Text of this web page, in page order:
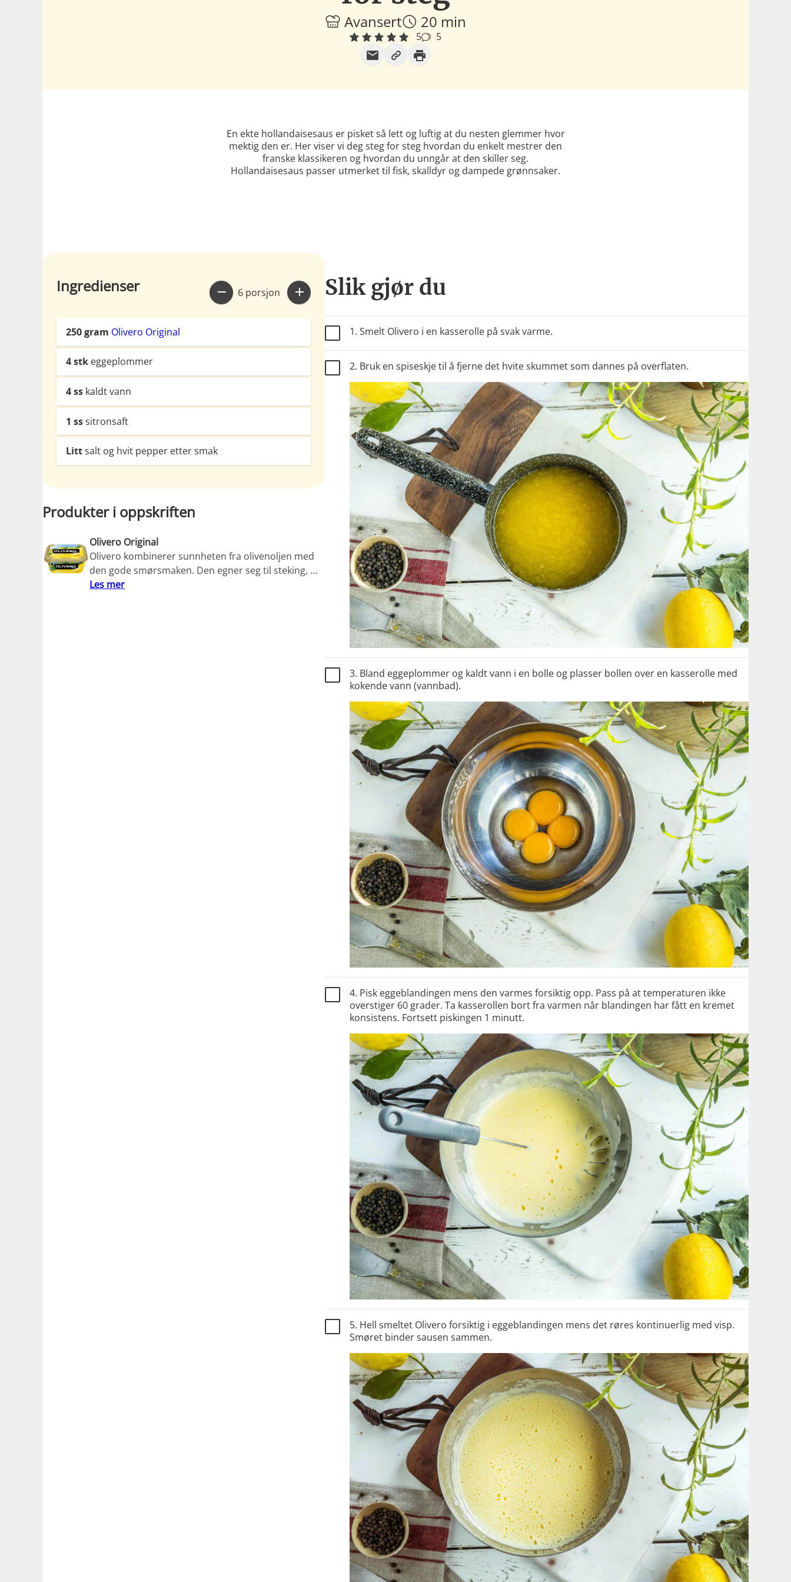
Avansert 20 min
5 5
En ekte hollandaisesaus er pisket så lett og luftig at du nesten glemmer hvor
mektig den er. Her viser vi deg steg for steg hvordan du enkelt mestrer den
franske klassikeren og hvordan du unngår at den skiller seg.
Hollandaisesaus passer utmerket til fisk, skalldyr og dampede grønnsaker.
Ingredienser 6 porsjon
250gram Olivero Original
4stk eggeplommer
4ss kaldt vann
1 sssitronsaft
Littsalt og hvit pepper etter smak
Produkter i oppskriften
Olivero Original
Olivero kombinerer sunnheten fra olivenoljen med
den gode smørsmaken. Den egner seg til steking, …
Les mer
Slik gjør du
1. Smelt Olivero i en kasserolle på svak varme.
2. Bruk en spiseskje til å fjerne det hvite skummet som dannes på overflaten.
3. Bland eggeplommer og kaldt vann i en bolle og plasser bollen over en kasserolle med
kokende vann (vannbad).
4. Pisk eggeblandingen mens den varmes forsiktig opp. Pass på at temperaturen ikke
overstiger 60 grader. Ta kasserollen bort fra varmen når blandingen har fått en kremet
konsistens. Fortsett piskingen 1 minutt.
5. Hell smeltet Olivero forsiktig i eggeblandingen mens det røres kontinuerlig med visp.
Smøret binder sausen sammen.